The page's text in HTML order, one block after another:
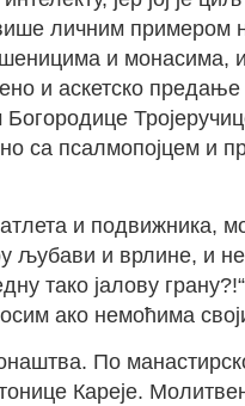
личним
и монасима,
и аскетско
са псалмопојцем и
и подвижника,
и врлине, и
тако јалову
ако немоћима
По
Кареје.